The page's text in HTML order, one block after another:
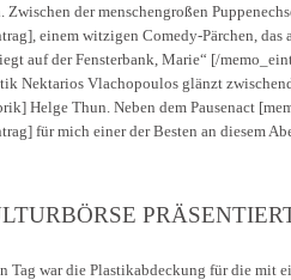
Zwischen der menschengroßen
einem witzigen Comedy-Pärchen,
auf der Fensterbank, Marie“ [/
Nektarios Vlachopoulos glänzt
Helge Thun. Neben dem Pausenact
für mich einer der Besten an diesem
Tag war die Plastikabdeckung für die mit